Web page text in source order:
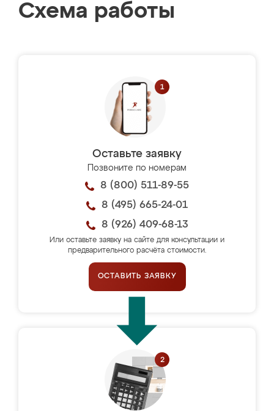
Схема работы
Оставьте заявку
Позвоните по номерам
8 (800) 511-89-55
8 (495) 665-24-01
8 (926) 409-68-13
Или оставьте заявку на сайте для консультации и
предварительного расчёта стоимости.
ОСТАВИТЬ ЗАЯВКУ